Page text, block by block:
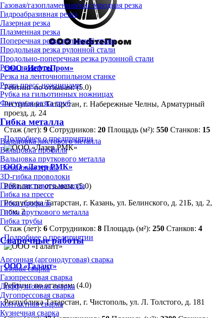
Газовая/газопламенная/кислородная резка
Гидроабразивная резка
Лазерная резка
Плазменная резка
Поперечная резка рулонной стали
Продольная резка рулонной стали
Продольно-поперечная резка рулонной стали
Резка арматуры
Резка на ленточнопильном станке
Резка пресс-ножницами
Рубка на гильотинных ножницах
Фигурная резка труб
Гибка металла
Вальцовка листового металла
Вальцовка профиля
Вальцовка пруткового металла
Вальцовка трубы
3D-гибка проволоки
Гибка листового металла
Гибка на прессе
Гибка профиля
Гибка пруткового металла
Гибка трубы
Сварочные работы
Аргонная (аргонодуговая) сварка
Газовая сварка
Газопрессовая сварка
Диффузионная сварка
Дугопрессовая сварка
Контактная сварка
Кузнечная сварка
ООО «НефтеПром»
Рейтинг по отзывам:(5.0)
Республика Татарстан, г. Набережные Челны, Арматурный
проезд, д. 24
Стаж (лет): 9 Сотрудников: 20 Площадь (м²): 550 Станков: 15
Подробнее о предприятии
ООО «Лазер РМК»
Рейтинг по отзывам:(5.0)
Республика Татарстан, г. Казань, ул. Белинского, д. 21Б, зд. 2,
пом. 2
Стаж (лет): 6 Сотрудников: 8 Площадь (м²): 250 Станков: 4
Подробнее о предприятии
ООО «Галант»
Рейтинг по отзывам: (4.0)
Республика Татарстан, г. Чистополь, ул. Л. Толстого, д. 181